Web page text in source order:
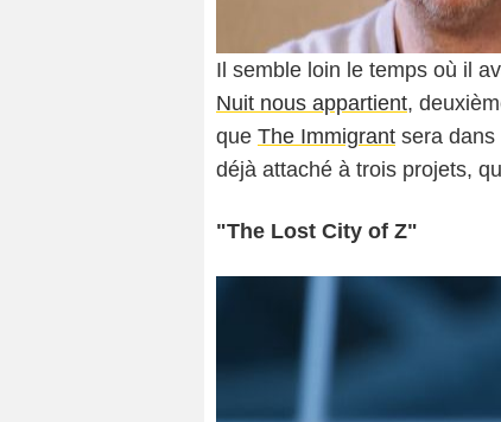
Il semble loin le temps où il
Nuit nous appartient,
que The Immigrant sera dans
déjà attaché à trois projets,
"The Lost City of Z"